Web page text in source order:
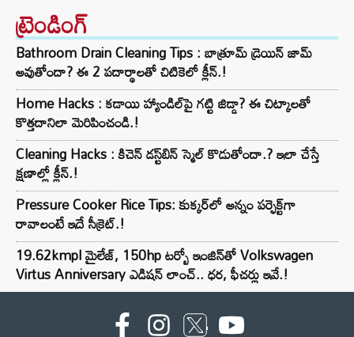
ట్రెండింగ్‌
Bathroom Drain Cleaning Tips : బాత్రూమ్ డ్రెయిన్ జామ్
అవుతోందా? ఈ 2 పదార్థాలతో చిటికెలో క్లీన్.!
Home Hacks : కడాయి హ్యాండిల్‌పై గట్టి జిడ్డా? ఈ చిట్కాలతో
కొత్తదానిలా మెరిపించండి.!
Cleaning Hacks : కిచెన్ డస్ట్‌బిన్ స్మెల్ కొడుతోందా.? ఇలా చేస్తే
క్షణాల్లో క్లీన్.!
Pressure Cooker Rice Tips: కుక్కర్‌లో అన్నం పర్ఫెక్ట్‌గా
రావాలంటే ఇదే సీక్రెట్.!
19.62kmpl మైలేజ్, 150hp టర్బో ఇంజిన్‌తో Volkswagen
Virtus Anniversary ఎడిషన్ లాంచ్.. ధర, ఫీచర్లు ఇవే.!